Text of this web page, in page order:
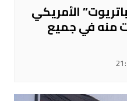
الأمريكي
منه في جميع